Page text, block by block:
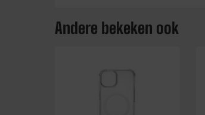
Andere bekeken ook